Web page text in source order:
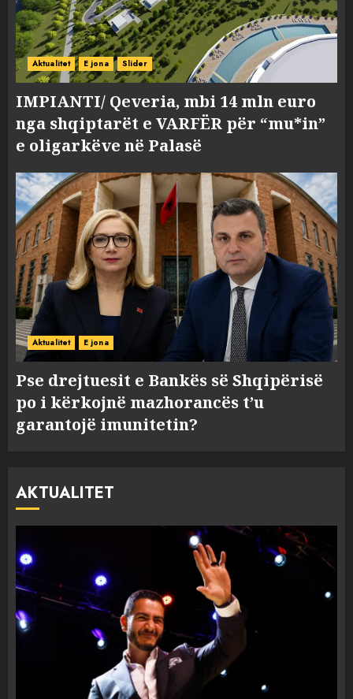
Aktualitet E jona Slider
IMPIANTI/ Qeveria, mbi 14 mln euro
nga shqiptarët e VARFËR për “mu*in”
e oligarkëve në Palasë
Aktualitet E jona
Pse drejtuesit e Bankës së Shqipërisë
po i kërkojnë mazhorancës t’u
garantojë imunitetin?
AKTUALITET